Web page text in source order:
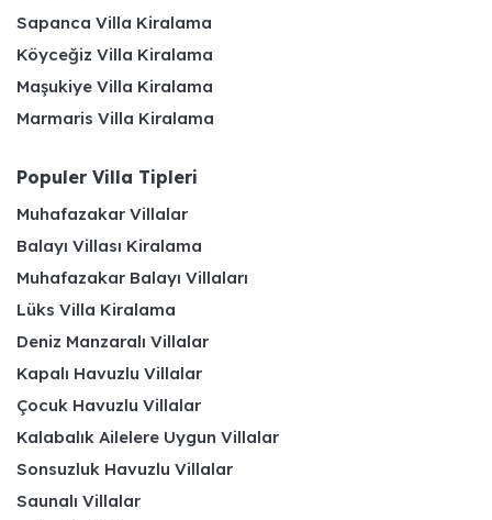
Sapanca Villa Kiralama
Köyceğiz Villa Kiralama
Maşukiye Villa Kiralama
Marmaris Villa Kiralama
Populer Villa Tipleri
Muhafazakar Villalar
Balayı Villası Kiralama
Muhafazakar Balayı Villaları
Lüks Villa Kiralama
Deniz Manzaralı Villalar
Kapalı Havuzlu Villalar
Çocuk Havuzlu Villalar
Kalabalık Ailelere Uygun Villalar
Sonsuzluk Havuzlu Villalar
Saunalı Villalar